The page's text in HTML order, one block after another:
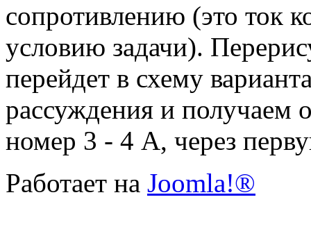
сопротивлению (это ток
условию задачи).
перейдет в схему
рассуждения и получаем
номер 3 - 4 А, через
Работает на Joomla!®